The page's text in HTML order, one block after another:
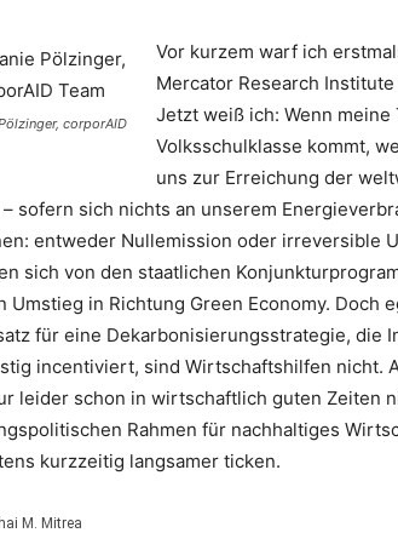
corporAID
Vor kurzem warf ich
Mercator Research
Jetzt weiß ich: Wenn
Volksschulklasse kommt,
uns zur Erreichung der
– sofern sich nichts an unserem
entweder Nullemission oder irreversible
sich von den staatlichen
Umstieg in Richtung Green Economy. Doch
für eine Dekarbonisierungsstrategie, die
incentiviert, sind Wirtschaftshilfen nicht.
leider schon in wirtschaftlich guten Zeiten
Rahmen für nachhaltiges
kurzzeitig langsamer ticken.
M. Mitrea